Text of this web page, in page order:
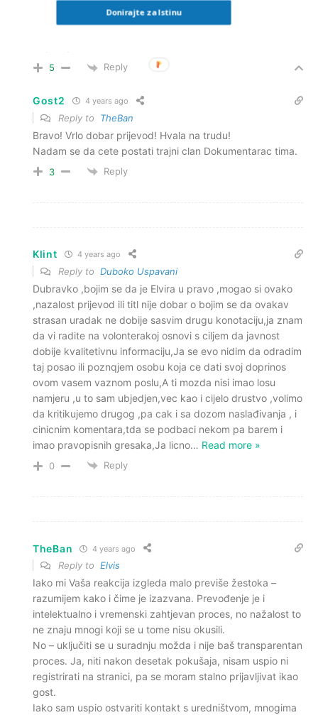
Duboko Uspavani
5 Reply
Gost2 4 years ago
Reply to TheBan
Bravo! Vrlo dobar prijevod! Hvala na trudu!
Nadam se da cete postati trajni clan Dokumentarac tima.
3 Reply
Klint 4 years ago
Reply to Duboko Uspavani
Dubravko ,bojim se da je Elvira u pravo ,mogao si ovako
,nazalost prijevod ili titl nije dobar o bojim se da ovakav
strasan uradak ne dobije sasvim drugu konotaciju,ja znam
da vi radite na volonterakoj osnovi s ciljem da javnost
dobije kvalitetivnu informaciju,Ja se evo nidim da odradim
taj posao ili poznqjem osobu koja ce dati svoj doprinos
ovom vasem vaznom poslu,A ti mozda nisi imao losu
namjeru ,u to sam ubjedjen,vec kao i cijelo drustvo ,volimo
da kritikujemo drugog ,pa cak i sa dozom naslađivanja , i
cinicnim komentara,tda se podbaci nekom pa barem i
imao pravopisnih gresaka,Ja licno… Read more »
0 Reply
TheBan 4 years ago
Reply to Elvis
Iako mi Vaša reakcija izgleda malo previše žestoka –
razumijem kako i čime je izazvana. Prevođenje je i
intelektualno i vremenski zahtjevan proces, no nažalost to
ne znaju mnogi koji se u tome nisu okusili.
No – uključiti se u suradnju možda i nije baš transparentan
proces. Ja, niti nakon desetak pokušaja, nisam uspio ni
registrirati na stranici, pa se moram stalno prijavljivat ikao
gost.
Iako sam uspio ostvariti kontakt s uredništvom, mnogima
Donirajte za Istinu